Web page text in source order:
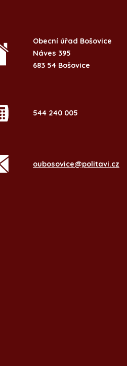
Obecní úřad Bošovice
Náves 395
683 54 Bošovice
544 240 005
oubosovice@politavi.cz